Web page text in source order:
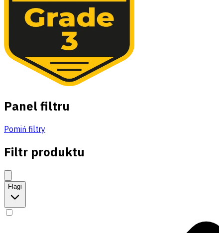
Panel filtru
Pomiń filtry
Filtr produktu
Flagi